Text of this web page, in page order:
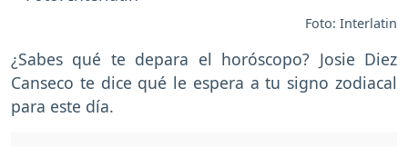
Foto: Interlatin
¿Sabes qué te depara el horóscopo? Josie Diez
Canseco te dice qué le espera a tu signo zodiacal
para este día.